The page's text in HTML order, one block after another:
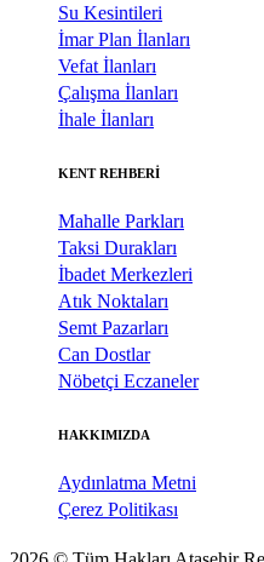
Su Kesintileri
İmar Plan İlanları
Vefat İlanları
Çalışma İlanları
İhale İlanları
KENT REHBERİ
Mahalle Parkları
Taksi Durakları
İbadet Merkezleri
Atık Noktaları
Semt Pazarları
Can Dostlar
Nöbetçi Eczaneler
HAKKIMIZDA
Aydınlatma Metni
Çerez Politikası